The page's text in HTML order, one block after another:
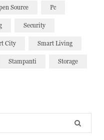
Source Pc
Security
City Smart Living
Stampanti Storage